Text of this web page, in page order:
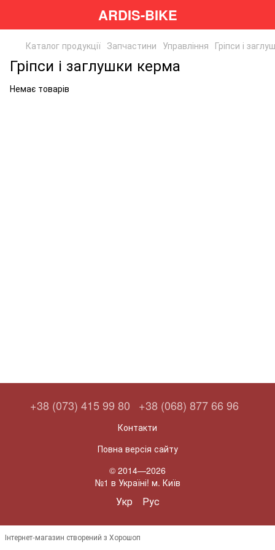
ARDIS-BIKE
Каталог продукції Запчастини Управління Гріпси і
Гріпси і заглушки керма
Немає товарів
+38 (073) 415 99 80 +38 (068) 877 66 96
Контакти
Повна версія сайту
© 2014—2026
№1 в Україні! м. Київ
Укр Рус
Інтернет-магазин створений з Хорошоп